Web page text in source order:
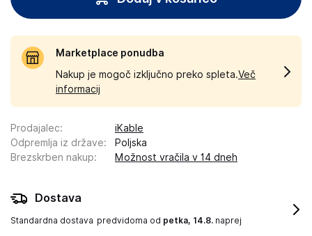
Marketplace ponudba
Nakup je mogoč izključno preko spleta.Več
informacij
Prodajalec:
iKable
Odpremlja iz države:
Poljska
Brezskrben nakup: Možnost vračila v 14 dneh
Dostava
Standardna dostava predvidoma od petka, 14.8. naprej